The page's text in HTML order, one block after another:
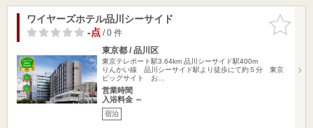
お気に入
りに追加
ワイヤーズホテル品川シーサイド
-点/ 0 件
東京都 / 品川区
東京テレポート駅3.64km 品川シーサイド駅400m
りんかい線 品川シーサイド駅より徒歩にて約５分 東京
ビッグサイト お…
営業時間
入浴料金 ～
宿泊